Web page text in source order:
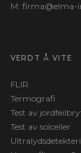
M: firma@elma-
VERDT Å VITE
FLIR
Termografi
Test av
Test av solceller